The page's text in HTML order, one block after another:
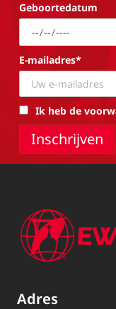
Geboortedatum
E-mailadres*
Ik heb de
Adres